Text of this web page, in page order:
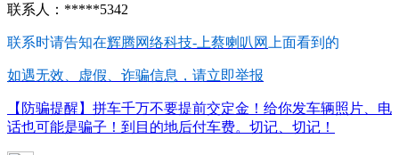
联系人：*****5342
联系时请告知在辉腾网络科技-上蔡喇叭网 上面看到的
如遇无效、虚假、诈骗信息，请立即举报
【防骗提醒】拼车千万不要提前交定金！给你发车辆照片、电
话也可能是骗子！到目的地后付车费。切记、切记！